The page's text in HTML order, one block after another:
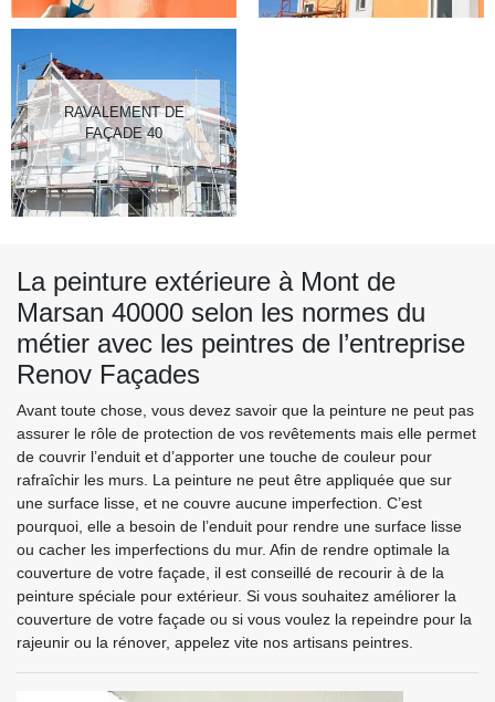
RAVALEMENT DE
FAÇADE 40
La peinture extérieure à Mont de
Marsan 40000 selon les normes du
métier avec les peintres de l’entreprise
Renov Façades
Avant toute chose, vous devez savoir que la peinture ne peut pas
assurer le rôle de protection de vos revêtements mais elle permet
de couvrir l’enduit et d’apporter une touche de couleur pour
rafraîchir les murs. La peinture ne peut être appliquée que sur
une surface lisse, et ne couvre aucune imperfection. C’est
pourquoi, elle a besoin de l’enduit pour rendre une surface lisse
ou cacher les imperfections du mur. Afin de rendre optimale la
couverture de votre façade, il est conseillé de recourir à de la
peinture spéciale pour extérieur. Si vous souhaitez améliorer la
couverture de votre façade ou si vous voulez la repeindre pour la
rajeunir ou la rénover, appelez vite nos artisans peintres.